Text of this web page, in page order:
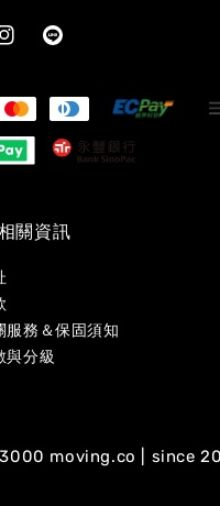
關資訊
服務＆保固須知
與分級
moving.co | since